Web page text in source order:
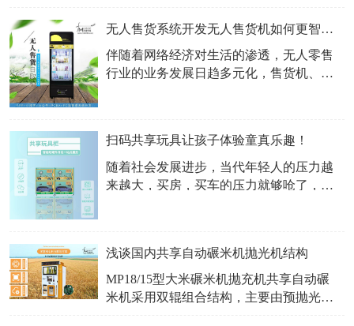
的对共享经济保持向往，有的则是持怀疑
态度，那么共享产品是群众使用的，就应
该由群众来判断，产品不适合需求，自然
无人售货系统开发无人售货机如何更智能？
伴随着网络经济对生活的渗透，无人零售
行业的业务发展日趋多元化，售货机、饮
更是大量出现了口罩自动贩卖机、自助贩
卖机等医药无人零售业务，在企业不断扩
张的同时，也带来了新的挑战和机遇。工
扫码共享玩具让孩子体验童真乐趣！
随着社会发展进步，当代年轻人的压力越
来越大，买房，买车的压力就够呛了，所
常常会遇到这样的困扰，就是高价为孩子
选购了一辆儿童电动车，贵不说，而且放
在家里非常占用空间。更不方便的是孩子
浅谈国内共享自动碾米机抛光机结构
MP18/15型大米碾米机抛充机共享自动碾
米机采用双辊组合结构，主要由预抛光